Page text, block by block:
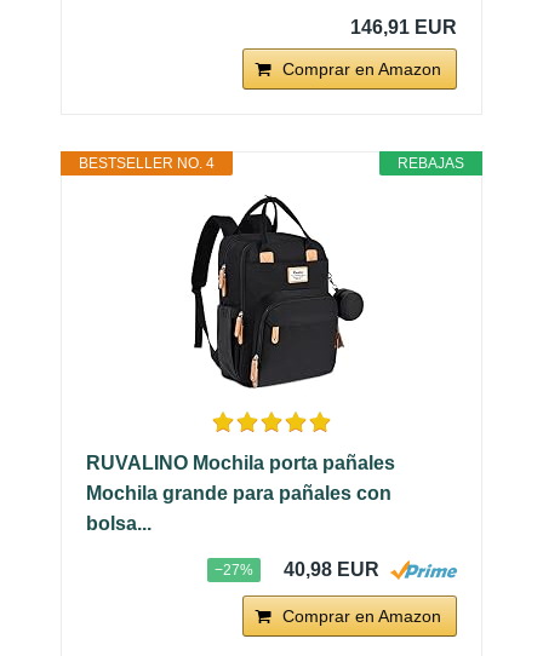
146,91 EUR
Comprar en Amazon
REBAJAS
BESTSELLER NO. 4
RUVALINO Mochila porta pañales
Mochila grande para pañales con
bolsa...
−27% 40,98 EUR
Comprar en Amazon